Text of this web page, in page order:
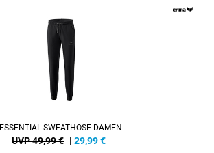
ESSENTIAL SWEATHOSE DAMEN
UVP 49,99 € | 29,99€